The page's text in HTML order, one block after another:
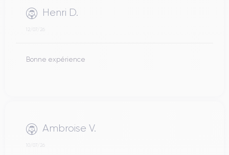
Henri D.
12/07/26
Bonne expérience
Ambroise V.
10/07/26